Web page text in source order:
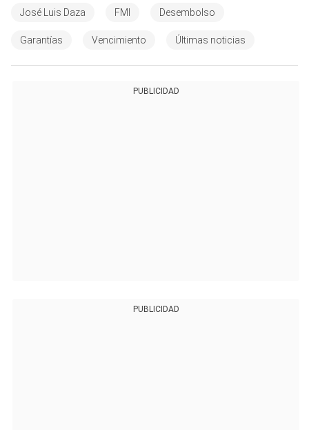
José Luis Daza FMI Desembolso
Garantías Vencimiento Últimas noticias
PUBLICIDAD
PUBLICIDAD